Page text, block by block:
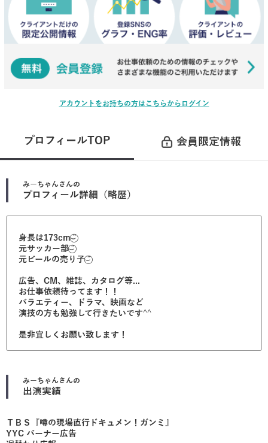
アカウントをお持ちの方はこちらからログイン
プロフィールTOP 会員限定情報
みーちゃん さんの
プロフィール詳細（略歴）
身長は173cm⌣̈⃝
元サッカー部⌣̈⃝
元ビールの売り子⌣̈⃝
広告、CM、雑誌、カタログ等...
お仕事依頼待ってます！！
バラエティー、ドラマ、映画など
演技の方も勉強して行きたいです^^
是非宜しくお願い致します！
みーちゃん さんの
出演実績
ＴＢＳ『噂の現場直行ドキュメン！ガンミ』
YYC バーナー広告